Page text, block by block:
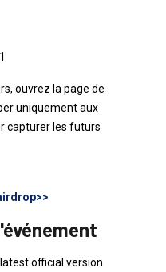
ouvrez la page de
uniquement aux
capturer les futurs
official version